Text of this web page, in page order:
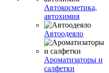
Автокосметика,
автохимия
Автоодеяло
Ароматизаторы и
салфетки